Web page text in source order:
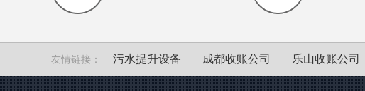
友情链接： 污水提升设备 成都收账公司 乐山收账公司